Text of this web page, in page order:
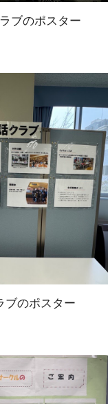
ブのポスター
ブのポスター